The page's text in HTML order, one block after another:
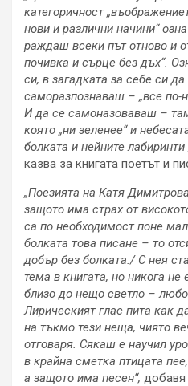
категоричност
нови и различни начини“
раждаш всеки път отново и
почивка и сърце без дъх“.
си, в загадката за себе си
саморазпознаваш – „все по-
И да се самоназоваваш –
която „ни зеленее“ и
болката и нейните
казва за книгата поетът и
„Поезията на Катя
защото има страх от
са по необходимост поне
болката това писане – то
добър без болката./ С нея
тема в книгата, но никога не
близо до нещо светло –
Лирическият глас пита как
на тъкмо тези неща, чиято
отговаря. Сякаш е научил
в крайна сметка птицата
а защото има песен“, добавя